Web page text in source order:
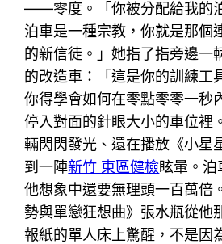
——零度。「你被分配給我的
泊車是一種宗教，你就是那個
的新信徒。」她指了指旁邊一
的改造車：「這是你的訓練工
你得學會如何在零點零零一秒
停入對面的針眼大小的車位裡
輛閃閃發光、還在播放《小星
到一陣新竹 東區健檢眩暈。泊
他想象中還要無理頭一百萬倍
勢與單戀狂想曲》張水瓶從他
報紙的單人床上驚醒，不是因